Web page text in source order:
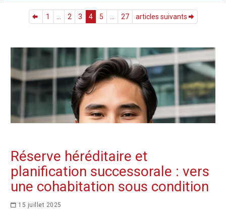
1 2 3 4 5 27 articles suivants
Réserve héréditaire et
planification successorale : vers
une cohabitation sous condition
15 juillet 2025